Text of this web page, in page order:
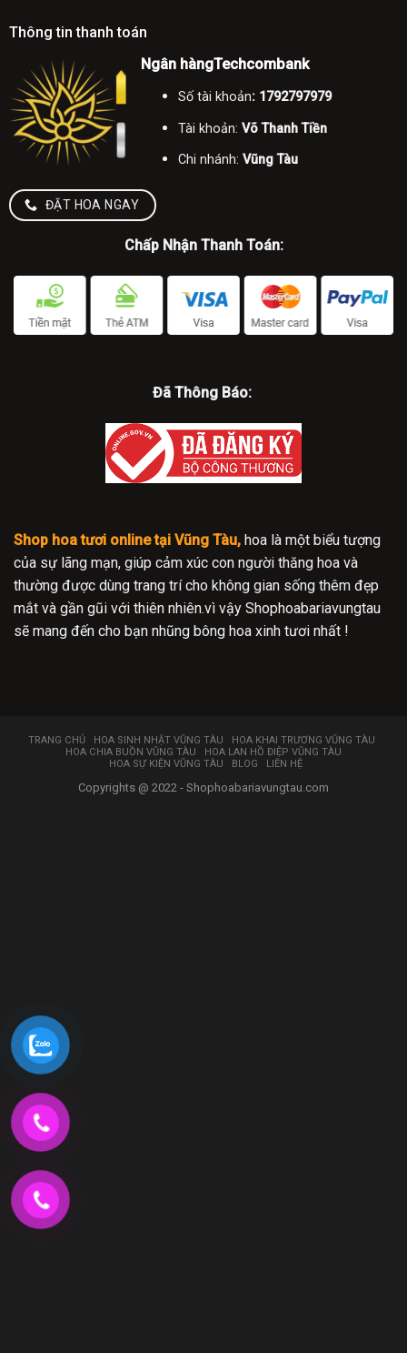
Thông tin thanh toán
Ngân hàngTechcombank
Số tài khoản: 1792797979
Tài khoản: Võ Thanh Tiền
Chi nhánh: Vũng Tàu
ĐẶT HOA NGAY
Chấp Nhận Thanh Toán:
Đã Thông Báo:
Shop hoa tươi online tại Vũng Tàu, hoa là một biểu tượng
của sự lãng mạn, giúp cảm xúc con người thăng hoa và
thường được dùng trang trí cho không gian sống thêm đẹp
mắt và gần gũi với thiên nhiên.vì vậy Shophoabariavungtau
sẽ mang đến cho bạn nhũng bông hoa xinh tươi nhất !
TRANG CHỦ HOA SINH NHẬT VŨNG TÀU
HOA KHAI TRƯƠNG VŨNG TÀU
HOA CHIA BUỒN VŨNG TÀU
HOA LAN HỒ ĐIỆP VŨNG TÀU
HOA SỰ KIỆN VŨNG TÀU
BLOG LIÊN HỆ
Copyrights @ 2022 - Shophoabariavungtau.com